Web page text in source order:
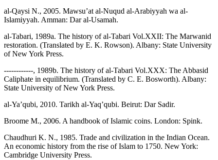
al-Qaysi N., 2005. Mawsu’at al-Nuqud al-Arabiyyah wa al-
Islamiyyah. Amman: Dar al-Usamah.
al-Tabari, 1989a. The history of al-Tabari Vol.XXII: The Marwanid
restoration. (Translated by E. K. Rowson). Albany: State University
of New York Press.
------------, 1989b. The history of al-Tabari Vol.XXX: The Abbasid
Caliphate in equilibrium. (Translated by C. E. Bosworth). Albany:
State University of New York Press.
al-Ya’qubi, 2010. Tarikh al-Yaq’qubi. Beirut: Dar Sadir.
Broome M., 2006. A handbook of Islamic coins. London: Spink.
Chaudhuri K. N., 1985. Trade and civilization in the Indian Ocean.
An economic history from the rise of Islam to 1750. New York:
Cambridge University Press.